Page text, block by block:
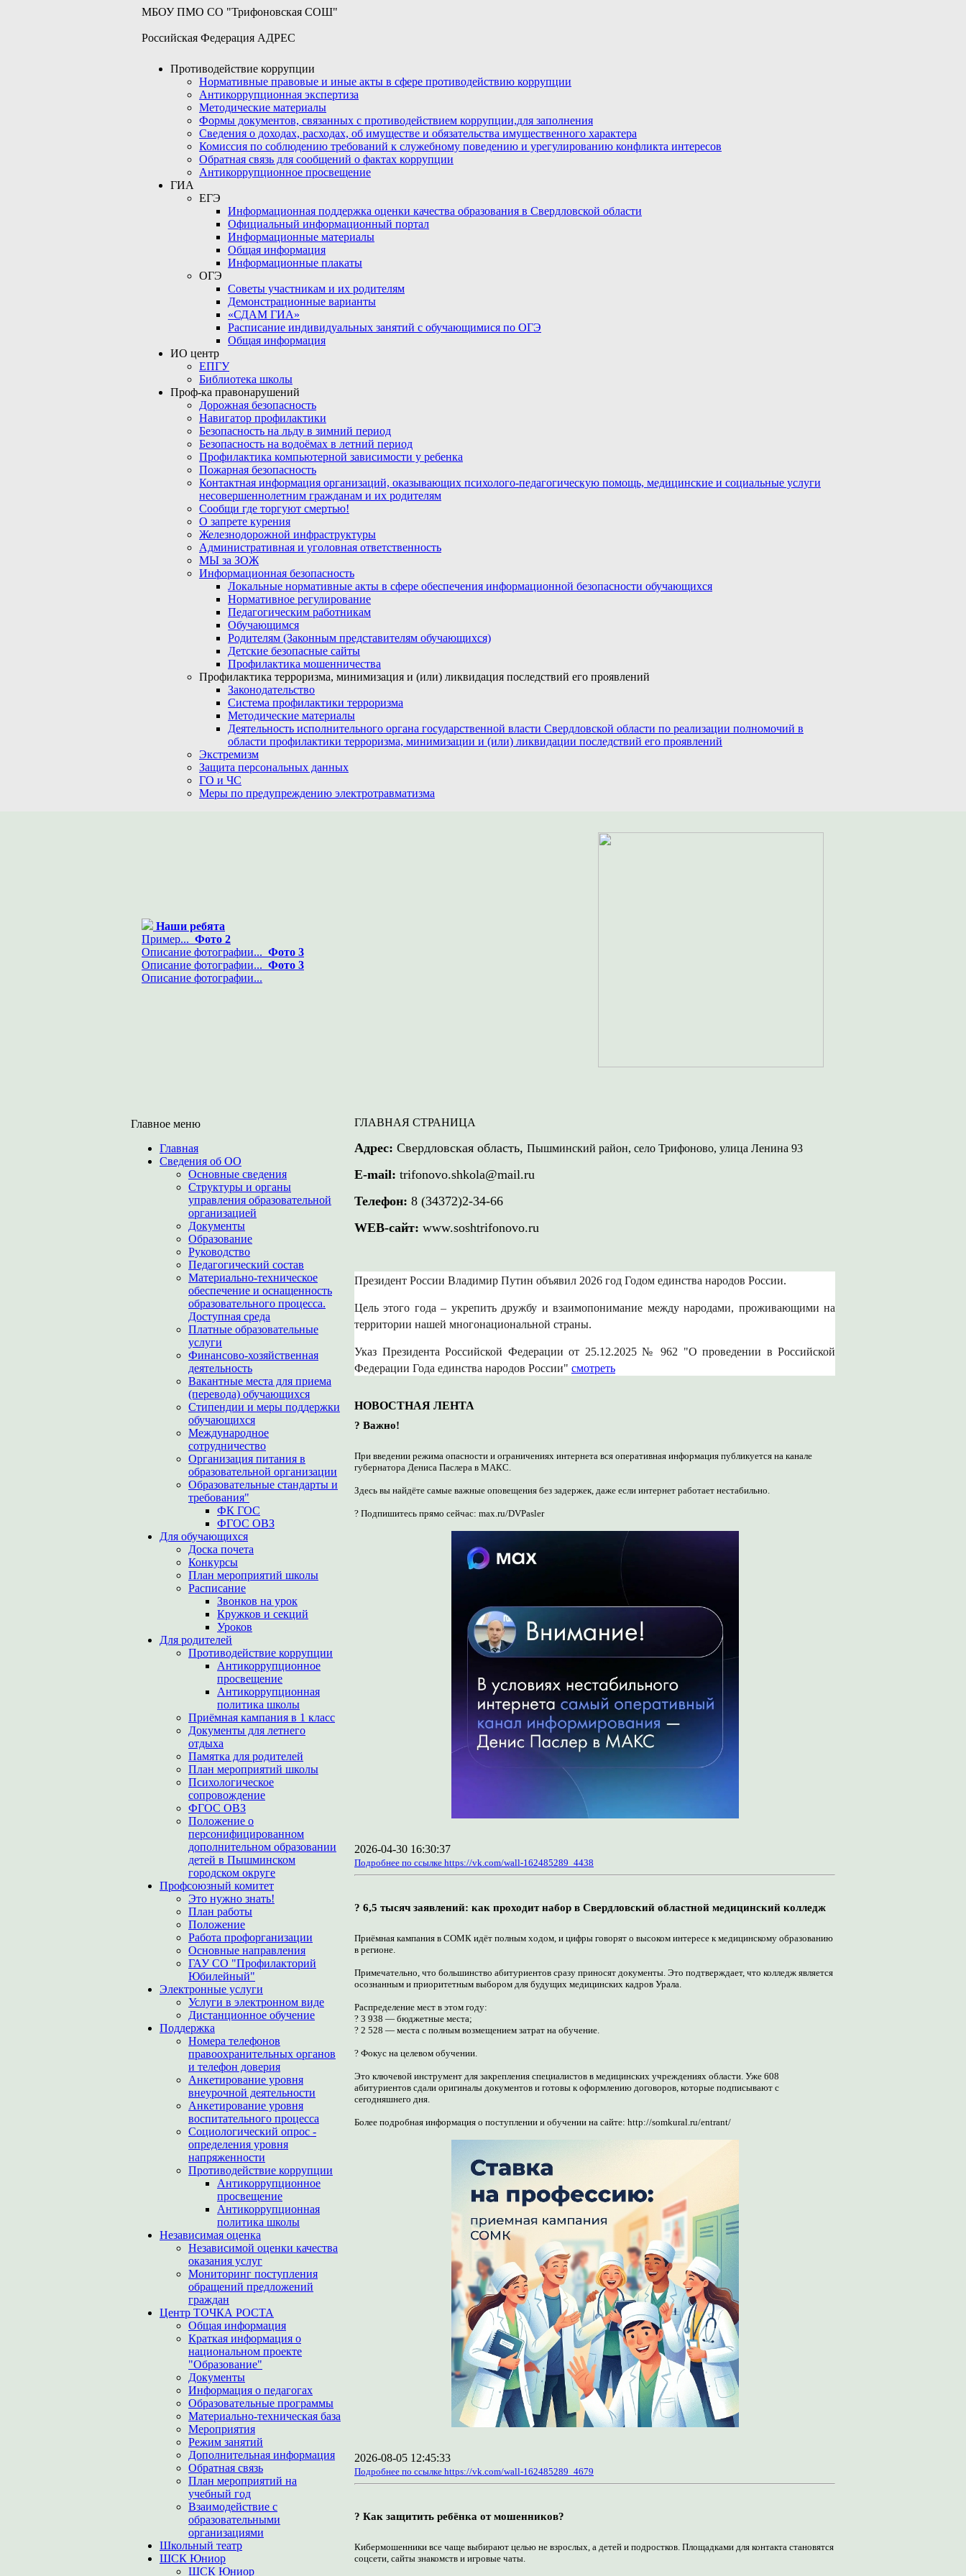
МБОУ ПМО СО "Трифоновская СОШ"
Российская Федерация АДРЕС
Противодействие коррупции
Нормативные правовые и иные акты в сфере противодействию коррупции
Антикоррупционная экспертиза
Методические материалы
Формы документов, связанных с противодействием коррупции,для заполнения
Сведения о доходах, расходах, об имуществе и обязательства имущественного характера
Комиссия по соблюдению требований к служебному поведению и урегулированию конфликта интересов
Обратная связь для сообщений о фактах коррупции
Антикоррупционное просвещение
ГИА
ЕГЭ
Информационная поддержка оценки качества образования в Свердловской области
Официальный информационный портал
Информационные материалы
Общая информация
Информационные плакаты
ОГЭ
Советы участникам и их родителям
Демонстрационные варианты
«СДАМ ГИА»
Расписание индивидуальных занятий с обучающимися по ОГЭ
Общая информация
ИО центр
ЕПГУ
Библиотека школы
Проф-ка правонарушений
Дорожная безопасность
Навигатор профилактики
Безопасность на льду в зимний период
Безопасность на водоёмах в летний период
Профилактика компьютерной зависимости у ребенка
Пожарная безопасность
Контактная информация организаций, оказывающих психолого-педагогическую помощь, медицинские и социальные услуги
несовершеннолетним гражданам и их родителям
Сообщи где торгуют смертью!
О запрете курения
Железнодорожной инфраструктуры
Административная и уголовная ответственность
МЫ за ЗОЖ
Информационная безопасность
Локальные нормативные акты в сфере обеспечения информационной безопасности обучающихся
Нормативное регулирование
Педагогическим работникам
Обучающимся
Родителям (Законным представителям обучающихся)
Детские безопасные сайты
Профилактика мошенничества
Профилактика терроризма, минимизация и (или) ликвидация последствий его проявлений
Законодательство
Система профилактики терроризма
Методические материалы
Деятельность исполнительного органа государственной власти Свердловской области по реализации полномочий в
области профилактики терроризма, минимизации и (или) ликвидации последствий его проявлений
Экстремизм
Защита персональных данных
ГО и ЧС
Меры по предупреждению электротравматизма
Наши ребята
Пример... Фото 2
Описание фотографии... Фото 3
Описание фотографии... Фото 3
Описание фотографии...
Главное меню
Главная
Сведения об ОО
Основные сведения
Структуры и органы
управления образовательной
организацией
Документы
Образование
Руководство
Педагогический состав
Материально-техническое
обеспечение и оснащенность
образовательного процесса.
Доступная среда
Платные образовательные
услуги
Финансово-хозяйственная
деятельность
Вакантные места для приема
(перевода) обучающихся
Стипендии и меры поддержки
обучающихся
Международное
сотрудничество
Организация питания в
образовательной организации
Образовательные стандарты и
требования"
ФК ГОС
ФГОС ОВЗ
Для обучающихся
Доска почета
Конкурсы
План мероприятий школы
Расписание
Звонков на урок
Кружков и секций
Уроков
Для родителей
Противодействие коррупции
Антикоррупционное
просвещение
Антикоррупционная
политика школы
Приёмная кампания в 1 класс
Документы для летнего
отдыха
Памятка для родителей
План мероприятий школы
Психологическое
сопровождение
ФГОС ОВЗ
Положение о
персонифицированном
дополнительном образовании
детей в Пышминском
городском округе
Профсоюзный комитет
Это нужно знать!
План работы
Положение
Работа профорганизации
Основные направления
ГАУ СО "Профилакторий
Юбилейный"
Электронные услуги
Услуги в электронном виде
Дистанционное обучение
Поддержка
Номера телефонов
правоохранительных органов
и телефон доверия
Анкетирование уровня
внеурочной деятельности
Анкетирование уровня
воспитательного процесса
Социологический опрос -
определения уровня
напряженности
Противодействие коррупции
Антикоррупционное
просвещение
Антикоррупционная
политика школы
Независимая оценка
Независимой оценки качества
оказания услуг
Мониторинг поступления
обращений предложений
граждан
Центр ТОЧКА РОСТА
Общая информация
Краткая информация о
национальном проекте
"Образование"
Документы
Информация о педагогах
Образовательные программы
Материально-техническая база
Мероприятия
Режим занятий
Дополнительная информация
Обратная связь
План мероприятий на
учебный год
Взаимодействие с
образовательными
организациями
Школьный театр
ШСК Юниор
ШСК Юниор
ГЛАВНАЯ СТРАНИЦА
Адрес: Свердловская область, Пышминский район, село Трифоново, улица Ленина 93
E-mail: trifonovo.shkola@mail.ru
Телефон: 8 (34372)2-34-66
WEB-сайт: www.soshtrifonovo.ru
Президент России Владимир Путин объявил 2026 год Годом единства народов России.
Цель этого года – укрепить дружбу и взаимопонимание между народами, проживающими на
территории нашей многонациональной страны.
Указ Президента Российской Федерации от 25.12.2025 № 962 "О проведении в Российской
Федерации Года единства народов России" смотреть
НОВОСТНАЯ ЛЕНТА
? Важно!
При введении режима опасности и ограничениях интернета вся оперативная информация публикуется на канале
губернатора Дениса Паслера в МАКС.
Здесь вы найдёте самые важные оповещения без задержек, даже если интернет работает нестабильно.
? Подпишитесь прямо сейчас: max.ru/DVPasler
2026-04-30 16:30:37
Подробнее по ссылке https://vk.com/wall-162485289_4438
? 6,5 тысяч заявлений: как проходит набор в Свердловский областной медицинский колледж
Приёмная кампания в СОМК идёт полным ходом, и цифры говорят о высоком интересе к медицинскому образованию
в регионе.
Примечательно, что большинство абитуриентов сразу приносят документы. Это подтверждает, что колледж является
осознанным и приоритетным выбором для будущих медицинских кадров Урала.
Распределение мест в этом году:
? 3 938 — бюджетные места;
? 2 528 — места с полным возмещением затрат на обучение.
? Фокус на целевом обучении.
Это ключевой инструмент для закрепления специалистов в медицинских учреждениях области. Уже 608
абитуриентов сдали оригиналы документов и готовы к оформлению договоров, которые подписывают с
сегодняшнего дня.
Более подробная информация о поступлении и обучении на сайте: http://somkural.ru/entrant/
2026-08-05 12:45:33
Подробнее по ссылке https://vk.com/wall-162485289_4679
? Как защитить ребёнка от мошенников?
Кибермошенники все чаще выбирают целью не взрослых, а детей и подростков. Площадками для контакта становятся
соцсети, сайты знакомств и игровые чаты.